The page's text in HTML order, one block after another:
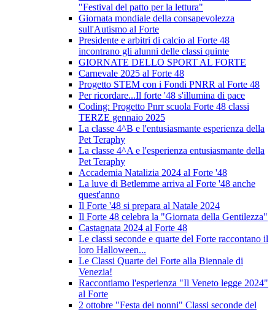
"Festival del patto per la lettura"
Giornata mondiale della consapevolezza
sull'Autismo al Forte
Presidente e arbitri di calcio al Forte 48
incontrano gli alunni delle classi quinte
GIORNATE DELLO SPORT AL FORTE
Carnevale 2025 al Forte 48
Progetto STEM con i Fondi PNRR al Forte 48
Per ricordare...Il forte '48 s'illumina di pace
Coding: Progetto Pnrr scuola Forte 48 classi
TERZE gennaio 2025
La classe 4^B e l'entusiasmante esperienza della
Pet Teraphy
La classe 4^A e l'esperienza entusiasmante della
Pet Teraphy
Accademia Natalizia 2024 al Forte '48
La luve di Betlemme arriva al Forte '48 anche
quest'anno
Il Forte '48 si prepara al Natale 2024
Il Forte 48 celebra la "Giornata della Gentilezza"
Castagnata 2024 al Forte 48
Le classi seconde e quarte del Forte raccontano il
loro Halloween...
Le Classi Quarte del Forte alla Biennale di
Venezia!
Raccontiamo l'esperienza "Il Veneto legge 2024"
al Forte
2 ottobre "Festa dei nonni" Classi seconde del